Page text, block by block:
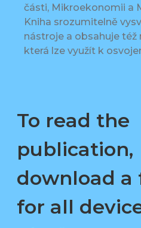
části, Mikroekonomii a
Kniha srozumitelně
nástroje a obsahuje
která lze využít k
To read the
publication,
download a
for all